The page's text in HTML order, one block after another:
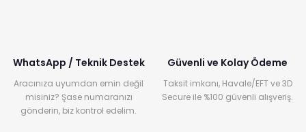
WhatsApp / Teknik Destek
Aracınıza uyumdan emin değil
misiniz? Şase numaranızı
gönderin, biz kontrol edelim.
Güvenli ve Kolay Ödeme
Taksit imkanı, Havale/EFT ve 3D
Secure ile %100 güvenli alışveriş.